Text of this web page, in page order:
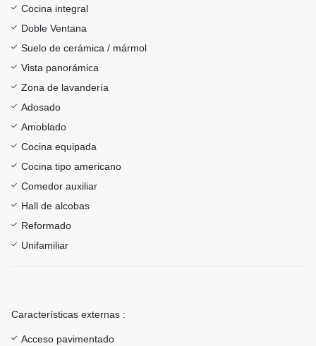
Cocina integral
Doble Ventana
Suelo de cerámica / mármol
Vista panorámica
Zona de lavandería
Adosado
Amoblado
Cocina equipada
Cocina tipo americano
Comedor auxiliar
Hall de alcobas
Reformado
Unifamiliar
Características externas :
Acceso pavimentado